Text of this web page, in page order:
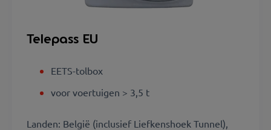
Telepass EU
EETS-tolbox
voor voertuigen > 3,5 t
Landen: België (inclusief Liefkenshoek Tunnel),